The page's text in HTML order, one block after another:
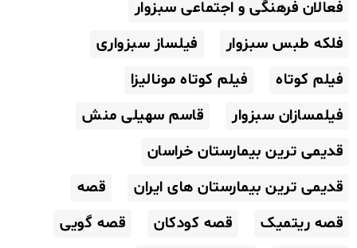
فعالان فرهنگی و اجتماعی سبزوار
فلکه طبس سبزوار
فیلساز سبزواری
فیلم کوتاه
فیلم کوتاه مونالیزا
فیلمسازان سبزوار
قاسم سهیلی منش
قدیمی ترین بیمارستان خراسان
قدیمی ترین بیمارستان های ایران
قصه
قصه ریتمیک
قصه کودکان
قصه گویی